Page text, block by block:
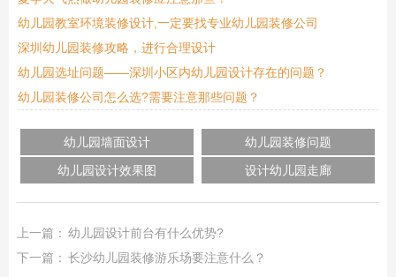
幼儿园教室环境装修设计,一定要找专业幼儿园装修公司
深圳幼儿园装修攻略，进行合理设计
幼儿园选址问题——深圳小区内幼儿园设计存在的问题？
幼儿园装修公司怎么选?需要注意那些问题？
幼儿园墙面设计
幼儿园装修问题
幼儿园设计效果图
设计幼儿园走廊
上一篇： 幼儿园设计前台有什么优势?
下一篇： 长沙幼儿园装修游乐场要注意什么？